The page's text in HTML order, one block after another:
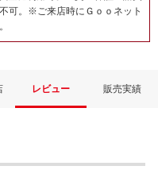
可。※ご来店時にＧｏｏネット
レビュー 販売実績